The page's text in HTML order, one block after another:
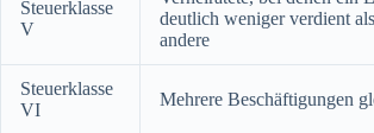
Steuerklasse
V
deutlich weniger verdient
andere
Steuerklasse
VI
Mehrere Beschäftigungen